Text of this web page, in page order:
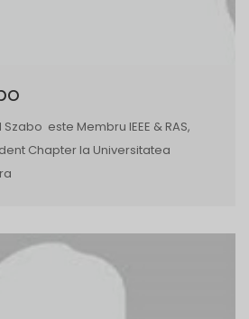
este Membru IEEE & RAS,
Chapter la Universitatea